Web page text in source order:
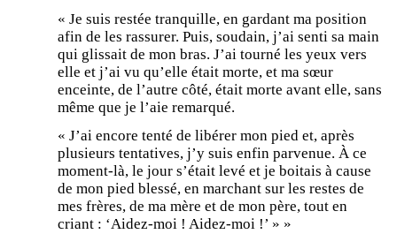
« Je suis restée tranquille, en gardant ma position
afin de les rassurer. Puis, soudain, j’ai senti sa main
qui glissait de mon bras. J’ai tourné les yeux vers
elle et j’ai vu qu’elle était morte, et ma sœur
enceinte, de l’autre côté, était morte avant elle, sans
même que je l’aie remarqué.
« J’ai encore tenté de libérer mon pied et, après
plusieurs tentatives, j’y suis enfin parvenue. À ce
moment-là, le jour s’était levé et je boitais à cause
de mon pied blessé, en marchant sur les restes de
mes frères, de ma mère et de mon père, tout en
criant : ‘Aidez-moi ! Aidez-moi !’ » »